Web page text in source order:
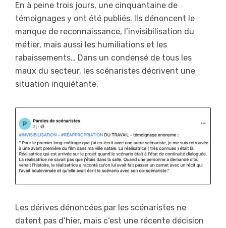
En à peine trois jours, une cinquantaine de
témoignages y ont été publiés. Ils dénoncent le
manque de reconnaissance, l’invisibilisation du
métier, mais aussi les humiliations et les
rabaissements… Dans un condensé de tous les
maux du secteur, les scénaristes décrivent une
situation inquiétante.
Les dérives dénoncées par les scénaristes ne
datent pas d’hier, mais c’est une récente décision